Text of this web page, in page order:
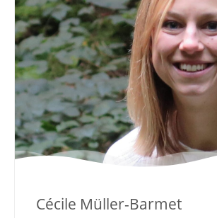
Cécile Müller-Barmet